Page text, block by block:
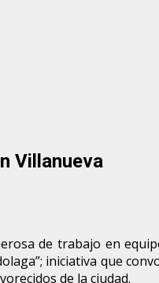
Villanueva
de trabajo en
iniciativa que
de la ciudad.